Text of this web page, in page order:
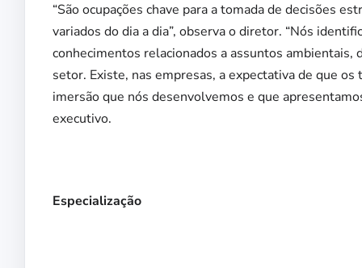
“São ocupações chave para a tomada de decisões
variados do dia a dia”, observa o diretor. “Nós
conhecimentos relacionados a assuntos
setor. Existe, nas empresas, a expectativa de que
imersão que nós desenvolvemos e que
executivo.
Especialização